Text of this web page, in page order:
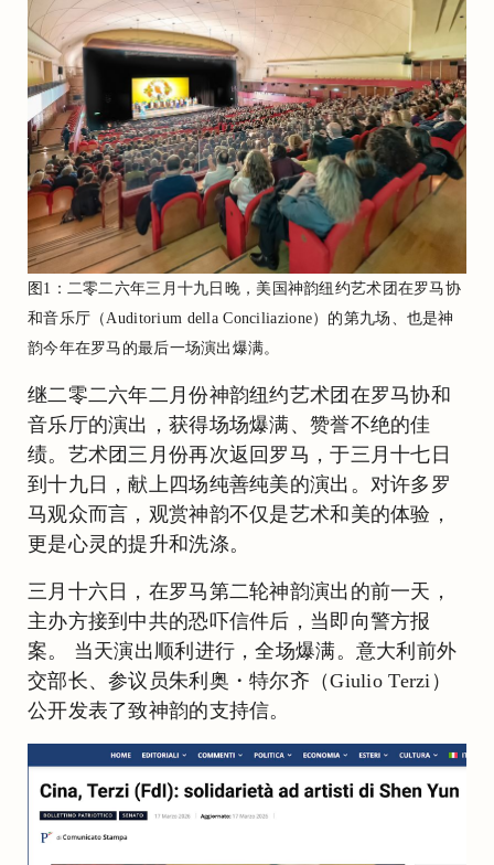
图1：二零二六年三月十九日晚，美国神韵纽约艺术团在罗马协
和音乐厅（Auditorium della Conciliazione）的第九场、也是神
韵今年在罗马的最后一场演出爆满。
继二零二六年二月份神韵纽约艺术团在罗马协和
音乐厅的演出，获得场场爆满、赞誉不绝的佳
绩。艺术团三月份再次返回罗马，于三月十七日
到十九日，献上四场纯善纯美的演出。对许多罗
马观众而言，观赏神韵不仅是艺术和美的体验，
更是心灵的提升和洗涤。
三月十六日，在罗马第二轮神韵演出的前一天，
主办方接到中共的恐吓信件后，当即向警方报
案。 当天演出顺利进行，全场爆满。意大利前外
交部长、参议员朱利奥・特尔齐（Giulio Terzi）
公开发表了致神韵的支持信。